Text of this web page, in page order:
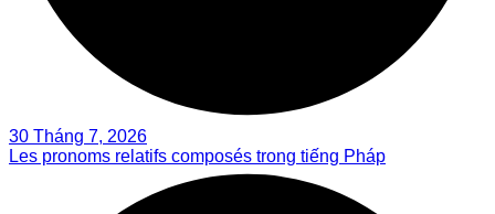
30 Tháng 7, 2026
Les pronoms relatifs composés trong tiếng Pháp